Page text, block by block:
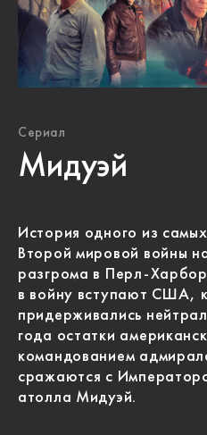
Сериал
Мидуэй
История одного из
Второй мировой войны
разгрома в Перл-
в войну вступают США,
придерживались
года остатки
командованием
сражаются с
атолла Мидуэй.